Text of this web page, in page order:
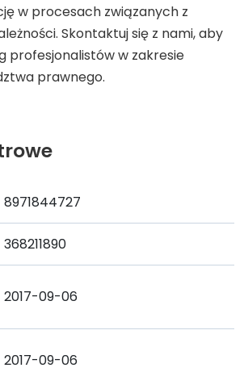
w procesach związanych z
Skontaktuj się z nami, aby
profesjonalistów w zakresie
prawnego.
8971844727
368211890
2017-09-06
2017-09-06